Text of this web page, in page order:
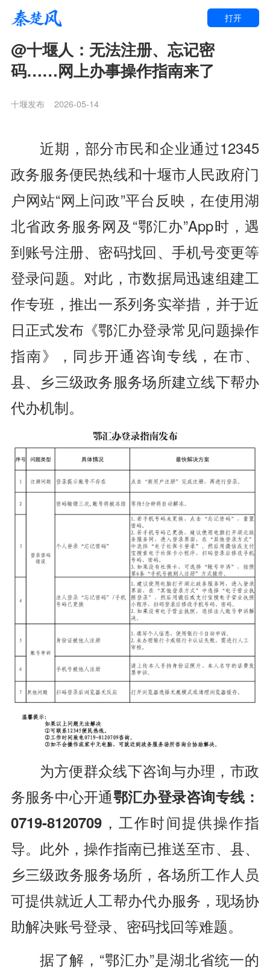
打开
@十堰人：无法注册、忘记密
码……网上办事操作指南来了
十堰发布 2026-05-14
近期， 部分市民和企业通过12345
政务服务便民热线和十堰市人民政府门
户网站“网上问政”平台反映， 在使用湖
北省政务服务网及“鄂汇办”App时，遇
到账号注册、密码找回、手机号变更等
登录问题。对此，市数据局迅速组建工
作专班， 推出一系列务实举措， 并于近
日正式发布 《鄂汇办登录常见问题操作
指南》， 同步开通咨询专线，在市、
县、乡三级政务服务场所建立线下帮办
代办机制。
为方便群众线下咨询与办理，市政
务服务中心开通鄂汇办登录咨询专线：
0719-8120709，工作时间提供操作指
导。此外，操作指南已推送至市、县、
乡三级政务服务场所，各场所工作人员
可提供就近人工帮办代办服务，现场协
助解决账号登录、密码找回等难题。
据了解，“鄂汇办”是湖北省统一的